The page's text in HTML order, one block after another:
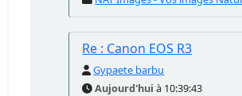
Re : Canon EOS R3
Gypaete barbu
Aujourd'hui à 10:39:43